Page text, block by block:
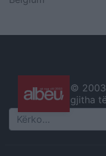
©
gjitha
Search